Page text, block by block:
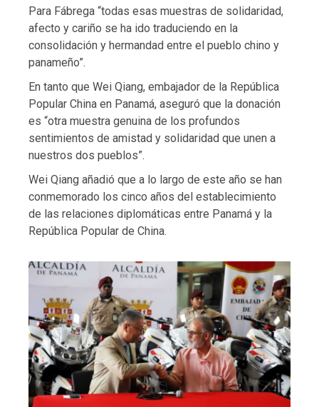
Para Fábrega “todas esas muestras de solidaridad,
afecto y cariño se ha ido traduciendo en la
consolidación y hermandad entre el pueblo chino y
panameño”.
En tanto que Wei Qiang, embajador de la República
Popular China en Panamá, aseguró que la donación
es “otra muestra genuina de los profundos
sentimientos de amistad y solidaridad que unen a
nuestros dos pueblos”.
Wei Qiang añadió que a lo largo de este año se han
conmemorado los cinco años del establecimiento
de las relaciones diplomáticas entre Panamá y la
República Popular de China.